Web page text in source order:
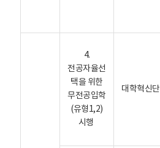
4.
전공자율선
택을 위한
무전공입학
(유형1,2)
시행
대학혁신단